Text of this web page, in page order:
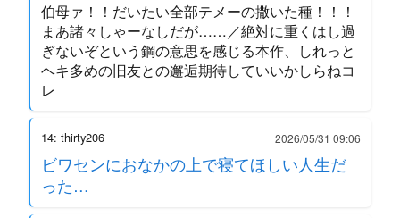
伯母ァ！！だいたい全部テメーの撒いた種！！！
まあ諸々しゃーなしだが……／絶対に重くはし過
ぎないぞという鋼の意思を感じる本作、しれっと
ヘキ多めの旧友との邂逅期待していいかしらねコ
レ
14: thirty206 2026/05/31 09:06
ビワセンにおなかの上で寝てほしい人生だ
った…